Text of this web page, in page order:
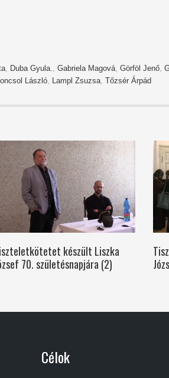
, Duba Gyula., Gabriela Magová, Görföl Jenő,
László, Lampl Zsuzsa, Tőzsér Árpád
készült Liszka
70. születésnapjára (2)
Célok